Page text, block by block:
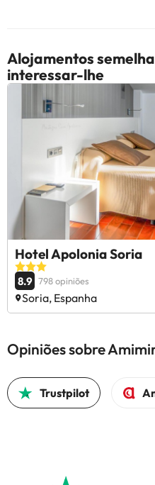
Alojamentos
interessar-lhe
Hotel Apolonia Soria
8.9 798 opiniões
Soria, Espanha
Opiniões sobre
Trustpilot